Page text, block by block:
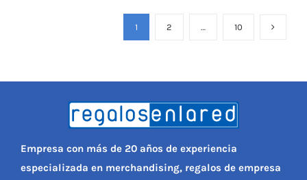
1 2 … 10
Empresa con más de 20 años de experiencia
especializada en merchandising, regalos de empresa